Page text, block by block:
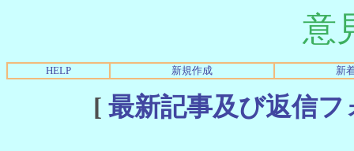
意
HELP 新規作成 新
[ 最新記事及び返信